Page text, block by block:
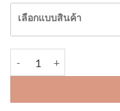
เต็มบน
การให้
ของลูกค้า
เลือกแบบสินค้า